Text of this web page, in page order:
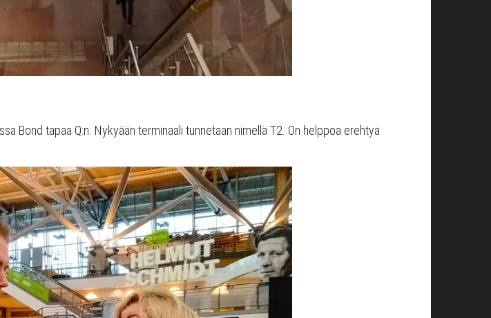
Bond tapaa Q:n. Nykyään terminaali tunnetaan nimellä T2. On helppoa erehtyä